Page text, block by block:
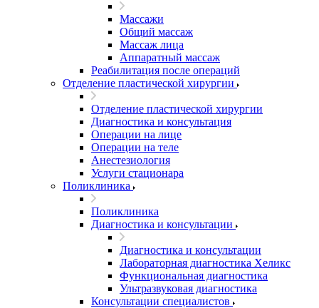
Массажи
Общий массаж
Массаж лица
Аппаратный массаж
Реабилитация после операций
Отделение пластической хирургии
Отделение пластической хирургии
Диагностика и консультация
Операции на лице
Операции на теле
Анестезиология
Услуги стационара
Поликлиника
Поликлиника
Диагностика и консультации
Диагностика и консультации
Лабораторная диагностика Хеликс
Функциональная диагностика
Ультразвуковая диагностика
Консультации специалистов